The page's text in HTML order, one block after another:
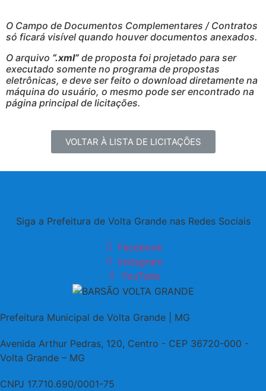
O Campo de Documentos Complementares / Contratos
só ficará visível quando houver documentos anexados.
O arquivo “.xml” de proposta foi projetado para ser
executado somente no programa de propostas
eletrônicas, e deve ser feito o download diretamente na
máquina do usuário, o mesmo pode ser encontrado na
página principal de licitações.
VOLTAR À LISTA DE LICITAÇÕES
Siga a Prefeitura de Volta Grande nas Redes Sociais
Facebook
Instagram
YouTube
Prefeitura Municipal de Volta Grande | MG
Avenida Arthur Pedras, 120, Centro - CEP 36720-000 -
Volta Grande – MG
CNPJ 17.710.690/0001-75